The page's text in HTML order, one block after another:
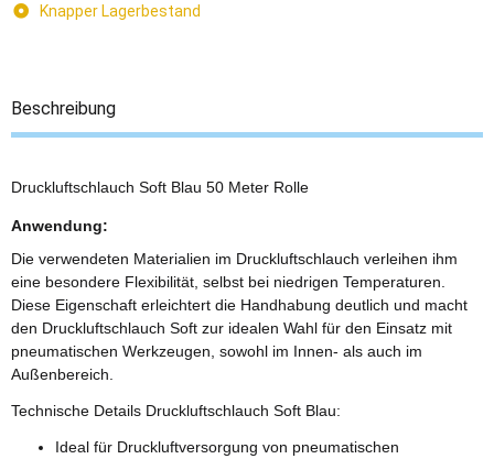
Knapper Lagerbestand
Beschreibung
Druckluftschlauch Soft Blau 50 Meter Rolle
Anwendung:
Die verwendeten Materialien im Druckluftschlauch verleihen ihm
eine besondere Flexibilität, selbst bei niedrigen Temperaturen.
Diese Eigenschaft erleichtert die Handhabung deutlich und macht
den Druckluftschlauch Soft zur idealen Wahl für den Einsatz mit
pneumatischen Werkzeugen, sowohl im Innen- als auch im
Außenbereich.
Technische Details Druckluftschlauch Soft Blau:
Ideal für Druckluftversorgung von pneumatischen